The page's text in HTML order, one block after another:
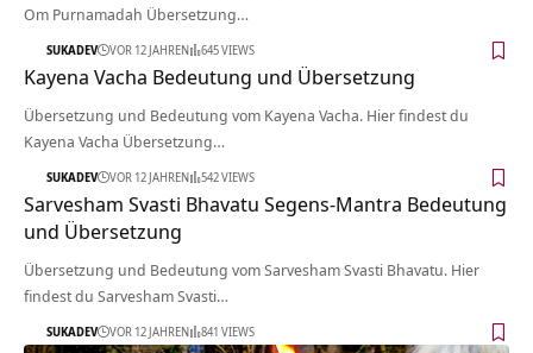
Om Purnamadah Übersetzung…
SUKADEV VOR 12 JAHREN 645 VIEWS
Kayena Vacha Bedeutung und Übersetzung
Übersetzung und Bedeutung vom Kayena Vacha. Hier findest du
Kayena Vacha Übersetzung…
SUKADEV VOR 12 JAHREN 542 VIEWS
Sarvesham Svasti Bhavatu Segens-Mantra Bedeutung
und Übersetzung
Übersetzung und Bedeutung vom Sarvesham Svasti Bhavatu. Hier
findest du Sarvesham Svasti…
SUKADEV VOR 12 JAHREN 841 VIEWS